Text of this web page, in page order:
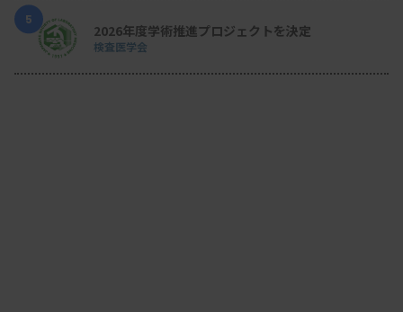
5
2026年度学術推進プロジェクトを決定
検査医学会